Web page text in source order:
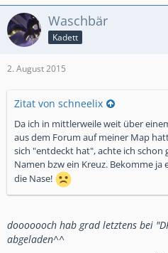
Waschbär
Kadett
2. August 2015
Zitat von schneelix
Da ich in mittlerweile weit über
aus dem Forum auf meiner Map
sich "entdeckt hat", achte ich schon
Namen bzw ein Kreuz. Bekomme ja
die Nase!
dooooooch hab grad letztens bei
abgeladen^^